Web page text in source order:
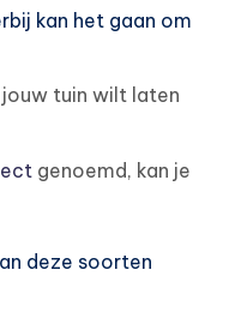
kan het gaan om
tuin wilt laten
genoemd, kan je
deze soorten